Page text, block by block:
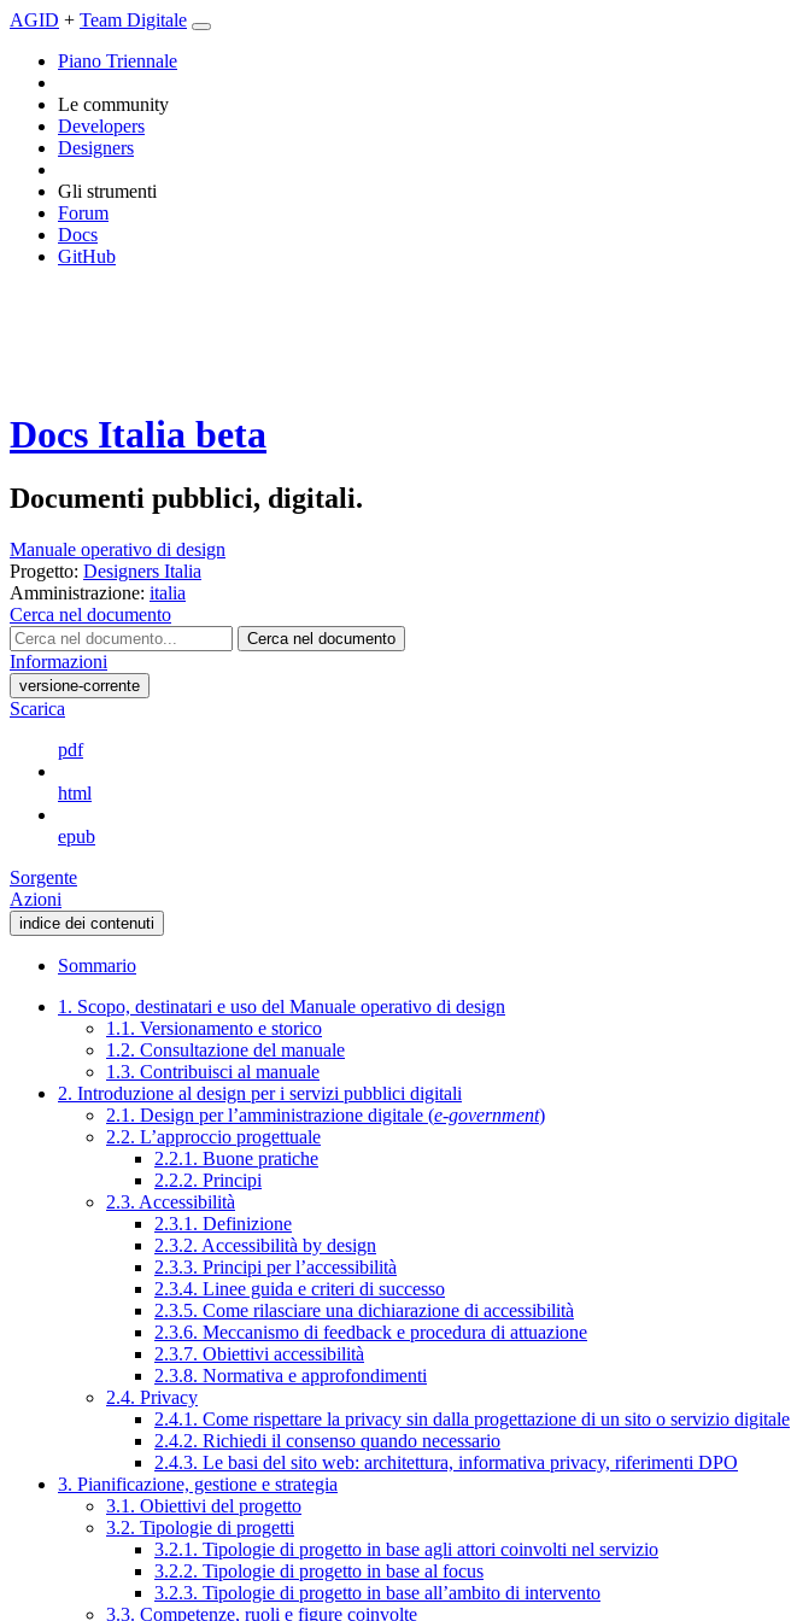
AGID + Team Digitale
Piano Triennale
Le community
Developers
Designers
Gli strumenti
Forum
Docs
GitHub
Docs Italia beta
Documenti pubblici, digitali.
Manuale operativo di design
Progetto: Designers Italia
Amministrazione: italia
Cerca nel documento
Cerca nel documento
Informazioni
versione-corrente
Scarica
pdf
html
epub
Sorgente
Azioni
indice dei contenuti
Sommario
1. Scopo, destinatari e uso del Manuale operativo di design
1.1. Versionamento e storico
1.2. Consultazione del manuale
1.3. Contribuisci al manuale
2. Introduzione al design per i servizi pubblici digitali
2.1. Design per l’amministrazione digitale (e-government)
2.2. L’approccio progettuale
2.2.1. Buone pratiche
2.2.2. Principi
2.3. Accessibilità
2.3.1. Definizione
2.3.2. Accessibilità by design
2.3.3. Principi per l’accessibilità
2.3.4. Linee guida e criteri di successo
2.3.5. Come rilasciare una dichiarazione di accessibilità
2.3.6. Meccanismo di feedback e procedura di attuazione
2.3.7. Obiettivi accessibilità
2.3.8. Normativa e approfondimenti
2.4. Privacy
2.4.1. Come rispettare la privacy sin dalla progettazione di un sito o servizio digitale
2.4.2. Richiedi il consenso quando necessario
2.4.3. Le basi del sito web: architettura, informativa privacy, riferimenti DPO
3. Pianificazione, gestione e strategia
3.1. Obiettivi del progetto
3.2. Tipologie di progetti
3.2.1. Tipologie di progetto in base agli attori coinvolti nel servizio
3.2.2. Tipologie di progetto in base al focus
3.2.3. Tipologie di progetto in base all’ambito di intervento
3.3. Competenze, ruoli e figure coinvolte